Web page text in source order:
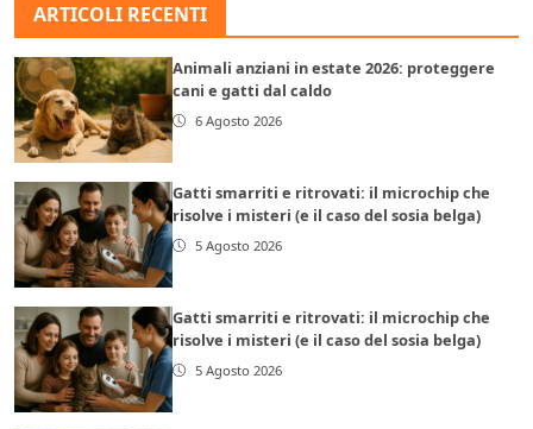
ARTICOLI RECENTI
Animali anziani in estate 2026: proteggere
cani e gatti dal caldo
6 Agosto 2026
Gatti smarriti e ritrovati: il microchip che
risolve i misteri (e il caso del sosia belga)
5 Agosto 2026
Gatti smarriti e ritrovati: il microchip che
risolve i misteri (e il caso del sosia belga)
5 Agosto 2026